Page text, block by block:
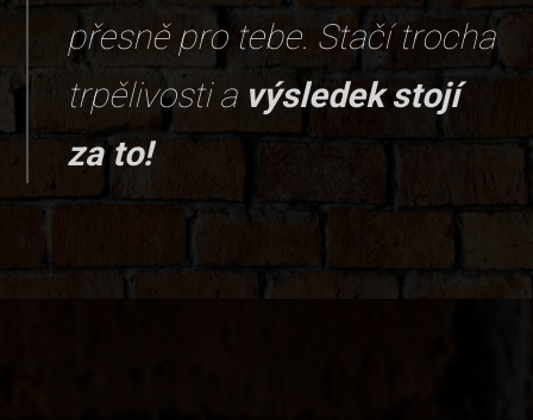
přesně pro tebe. Stačí trocha
trpělivosti a výsledek stojí
za to!